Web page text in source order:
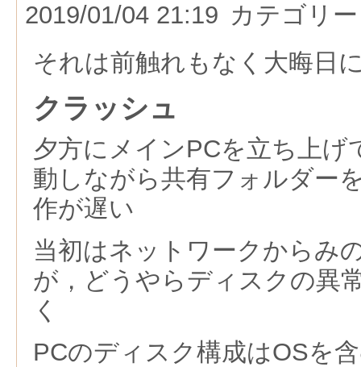
2019/01/04 21:19 カテゴリ
それは前触れもなく大晦日
クラッシュ
夕方にメインPCを立ち上げ
動しながら共有フォルダー
作が遅い
当初はネットワークからみ
が，どうやらディスクの異
く
PCのディスク構成はOSを